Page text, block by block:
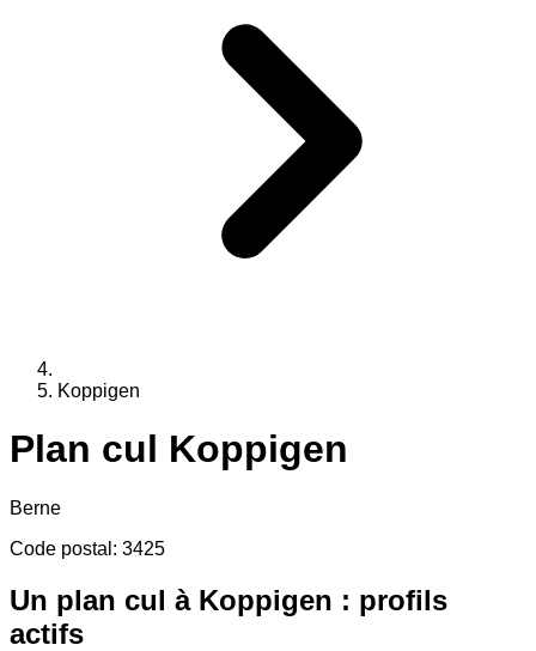
Koppigen
Plan cul Koppigen
Berne
Code postal : 3425
Un plan cul à Koppigen : profils
actifs